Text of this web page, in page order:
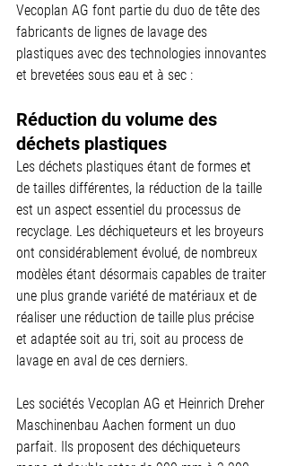
Vecoplan AG font partie du duo de tête des
fabricants de lignes de lavage des
plastiques avec des technologies innovantes
et brevetées sous eau et à sec :
Réduction du volume des
déchets plastiques
Les déchets plastiques étant de formes et
de tailles différentes, la réduction de la taille
est un aspect essentiel du processus de
recyclage. Les déchiqueteurs et les broyeurs
ont considérablement évolué, de nombreux
modèles étant désormais capables de traiter
une plus grande variété de matériaux et de
réaliser une réduction de taille plus précise
et adaptée soit au tri, soit au process de
lavage en aval de ces derniers.
Les sociétés Vecoplan AG et Heinrich Dreher
Maschinenbau Aachen forment un duo
parfait. Ils proposent des déchiqueteurs